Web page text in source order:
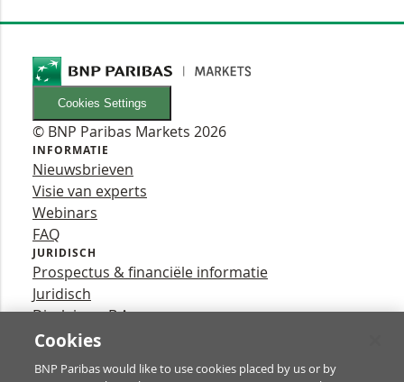
Cookies Settings
© BNP Paribas Markets 2026
INFORMATIE
Nieuwsbrieven
Visie van experts
Webinars
FAQ
JURIDISCH
Prospectus & financiële informatie
Juridisch
Disclaimer B.A.
Privacy
YouTube
Cookies
BNP Paribas would like to use cookies placed by us or by